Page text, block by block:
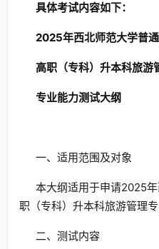
具体考试内容如下：
2025年西北师范大学普
高职（专科）升本科旅游
专业能力测试大纲
一、适用范围及对象
本大纲适用于申请2025
职（专科）升本科旅游管理
二、测试内容